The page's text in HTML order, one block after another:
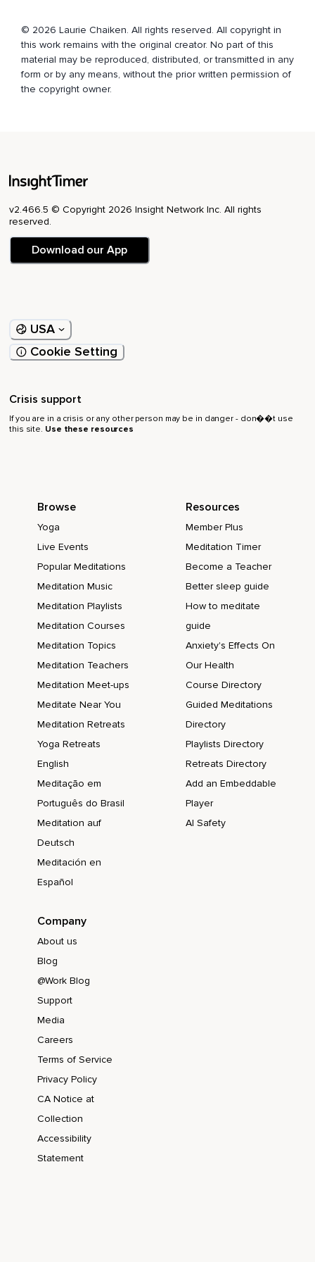
Vous pouvez apprendre à vous adresser avec bienveillance
et douceur.
Répétez encore avec moi.
Peu importe mes succès ou mes échecs.
Vous pouvez continuer à répéter ces phrases,
Tout comme vous pouvez trouver vos propres affirmations
qui vous aident à mieux accepter vos imperfections et vos
Revenez maintenant vers votre respiration et remarquez la
manière particulière que votre corps respire à la fin de cet
exercice.
tensions,
En décontractant tous vos muscles.
travail.
proche ou un professionnel de la santé mentale pour bâtir
une confiance plus solide.
N'hésitez pas à demander de l'aide.
De la douceur et de l'amour tout au long de votre
Merci d'avoir passé ce temps avec moi et continuez votre
© 2026 Laurie Chaiken. All rights reserved. All copyright in
this work remains with the original creator. No part of this
material may be reproduced, distributed, or transmitted in any
form or by any means, without the prior written permission of
the copyright owner.
v2.466.5 © Copyright 2026 Insight Network Inc. All rights
reserved.
Download our App
USA
Cookie Setting
Crisis support
If you are in a crisis or any other person may be in danger - don��t use
this site. Use these resources
Browse
Yoga
Live Events
Popular Meditations
Meditation Music
Meditation Playlists
Meditation Courses
Meditation Topics
Meditation Teachers
Meditation Meet-ups
Meditate Near You
Meditation Retreats
Yoga Retreats
English
Meditação em
Português do Brasil
Meditation auf
Deutsch
Meditación en
Español
Resources
Member Plus
Meditation Timer
Become a Teacher
Better sleep guide
How to meditate
guide
Anxiety's Effects On
Our Health
Course Directory
Guided Meditations
Directory
Playlists Directory
Retreats Directory
Add an Embeddable
Player
AI Safety
Company
About us
Blog
@Work Blog
Support
Media
Careers
Terms of Service
Privacy Policy
CA Notice at
Collection
Accessibility
Statement